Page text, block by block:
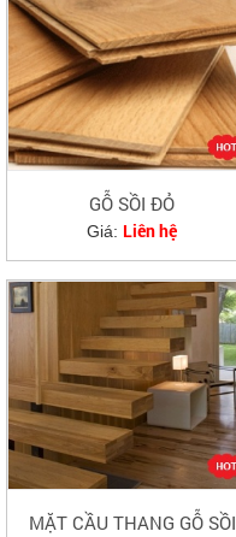
GỖ SỒI ĐỎ
Giá: Liên hệ
MẶT CẦU THANG GỖ SỒI